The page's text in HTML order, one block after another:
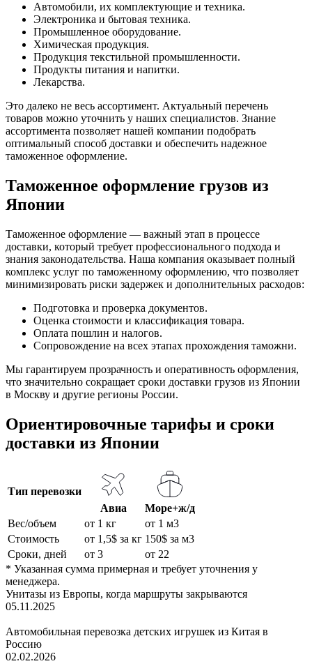
Автомобили, их комплектующие и техника.
Электроника и бытовая техника.
Промышленное оборудование.
Химическая продукция.
Продукция текстильной промышленности.
Продукты питания и напитки.
Лекарства.
Это далеко не весь ассортимент. Актуальный перечень
товаров можно уточнить у наших специалистов. Знание
ассортимента позволяет нашей компании подобрать
оптимальный способ доставки и обеспечить надежное
таможенное оформление.
Таможенное оформление грузов из
Японии
Таможенное оформление — важный этап в процессе
доставки, который требует профессионального подхода и
знания законодательства. Наша компания оказывает полный
комплекс услуг по таможенному оформлению, что позволяет
минимизировать риски задержек и дополнительных расходов:
Подготовка и проверка документов.
Оценка стоимости и классификация товара.
Оплата пошлин и налогов.
Сопровождение на всех этапах прохождения таможни.
Мы гарантируем прозрачность и оперативность оформления,
что значительно сокращает сроки доставки грузов из Японии
в Москву и другие регионы России.
Ориентировочные тарифы и сроки
доставки из Японии
Тип перевозки
Авиа
Море+ж/д
Вес/объем
от 1 кг
от 1 м3
Стоимость
от 1,5$ за кг 150$ за м3
Сроки, дней
от 3
от 22
* Указанная сумма примерная и требует уточнения у
менеджера.
Унитазы из Европы, когда маршруты закрываются
05.11.2025
Автомобильная перевозка детских игрушек из Китая в
Россию
02.02.2026